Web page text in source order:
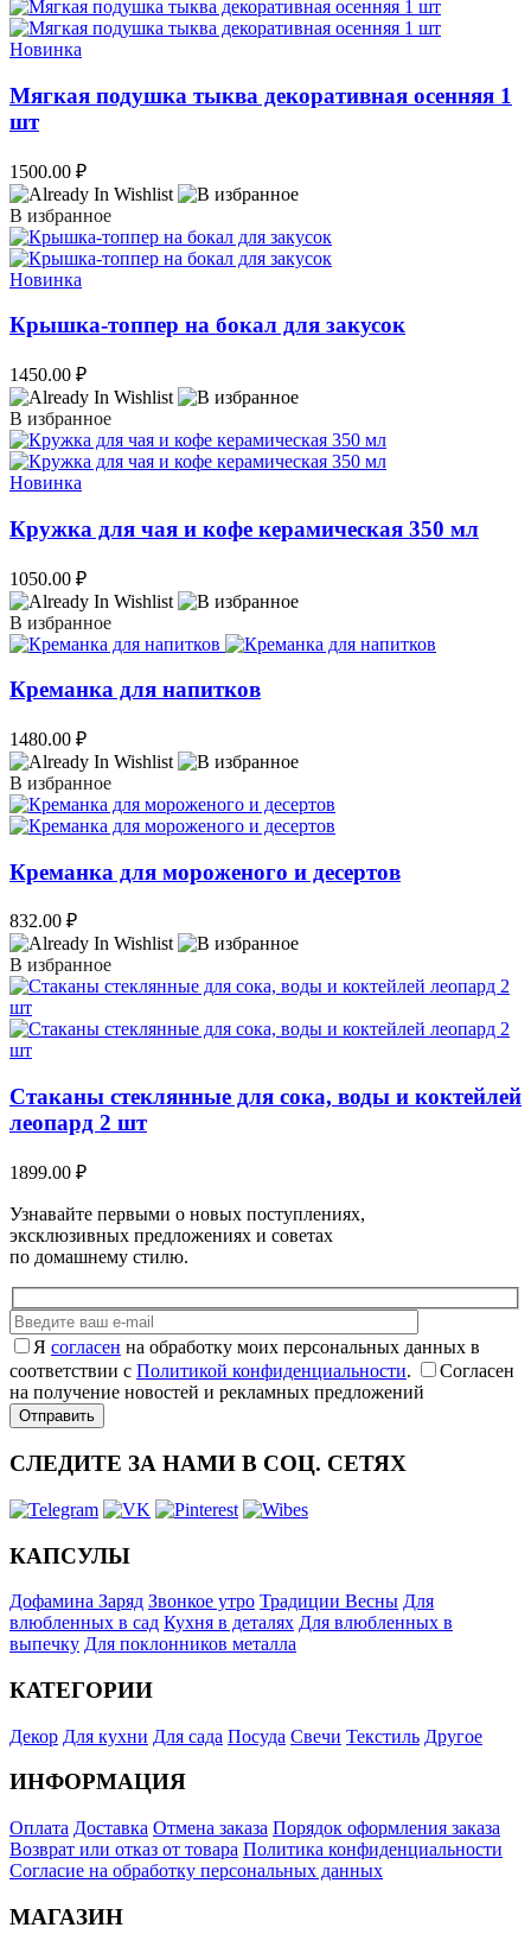
Новинка
Мягкая подушка тыква декоративная осенняя 1
шт
1500.00 ₽
В избранное
Новинка
Крышка-топпер на бокал для закусок
1450.00 ₽
В избранное
Новинка
Кружка для чая и кофе керамическая 350 мл
1050.00 ₽
В избранное
Креманка для напитков
1480.00 ₽
В избранное
Креманка для мороженого и десертов
832.00 ₽
В избранное
Стаканы стеклянные для сока, воды и коктейлей
леопард 2 шт
1899.00 ₽
Узнавайте первыми о новых поступлениях,
эксклюзивных предложениях и советах
по домашнему стилю.
Я согласен на обработку моих персональных данных в
соответствии с Политикой конфиденциальности.
Согласен
на получение новостей и рекламных предложений
СЛЕДИТЕ ЗА НАМИ В СОЦ. СЕТЯХ
КАПСУЛЫ
Дофамина Заряд Звонкое утро Традиции Весны Для
влюбленных в сад Кухня в деталях Для влюбленных в
выпечку Для поклонников металла
КАТЕГОРИИ
Декор Для кухни Для сада Посуда Свечи Текстиль Другое
ИНФОРМАЦИЯ
Оплата Доставка Отмена заказа Порядок оформления заказа
Возврат или отказ от товара Политика конфиденциальности
Согласие на обработку персональных данных
МАГАЗИН